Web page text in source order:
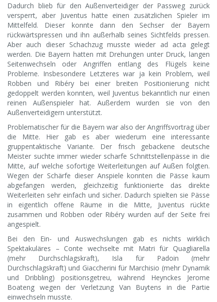
Dadurch blieb für den Außenverteidiger der Passweg zurück
versperrt, aber Juventus hatte einen zusätzlichen Spieler im
Mittelfeld. Dieser konnte dann den Sechser der Bayern
rückwärtspressen und ihn außerhalb seines Sichtfelds pressen.
Aber auch dieser Schachzug musste wieder ad acta gelegt
werden. Die Bayern hatten mit Drehungen unter Druck, langen
Seitenwechseln oder Angriffen entlang des Flügels keine
Probleme. Insbesondere Letzteres war ja kein Problem, weil
Robben und Ribéry bei einer breiten Positionierung nicht
gedoppelt werden konnten, weil Juventus bekanntlich nur einen
reinen Außenspieler hat. Außerdem wurden sie von den
Außenverteidigern unterstützt.
Problematischer für die Bayern war also der Angriffsvortrag über
die Mitte. Hier gab es aber wiederum eine interessante
gruppentaktische Variante. Der frisch gebackene deutsche
Meister suchte immer wieder scharfe Schnittstellenpässe in die
Mitte, auf welche sofortige Weiterleitungen auf Außen folgten.
Wegen der Schärfe dieser Anspiele konnten die Pässe kaum
abgefangen werden, gleichzeitig funktionierte das direkte
Weiterleiten sehr einfach und sicher. Dadurch spielten sie Pässe
in eigentlich offene Räume in die Mitte, Juventus rückte
zusammen und Robben oder Ribéry wurden auf der Seite frei
angespielt.
Bei den Ein- und Auswechslungen gab es nichts wirklich
Spektakuläres – Conte wechselte mit Matri für Quagliarella
(mehr Durchschlagskraft), Isla für Padoin (mehr
Durchschlagskraft) und Giaccherini für Marchisio (mehr Dynamik
und Dribbling) positionsgetreu, während Heynckes Jerome
Boateng wegen der Verletzung Van Buytens in die Partie
einwechseln musste.